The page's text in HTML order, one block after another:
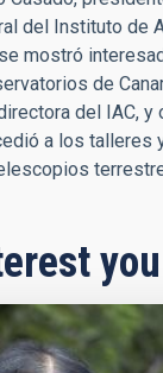
del Instituto de
mostró
de
del IAC,
a los talleres
you